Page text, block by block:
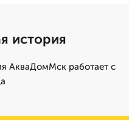
история
АкваДомМск работает с